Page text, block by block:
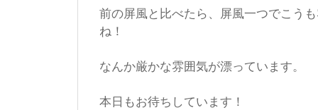
前の屏風と比べたら、屏風一つでこう
ね！
なんか厳かな雰囲気が漂っています。
本日もお待ちしています！